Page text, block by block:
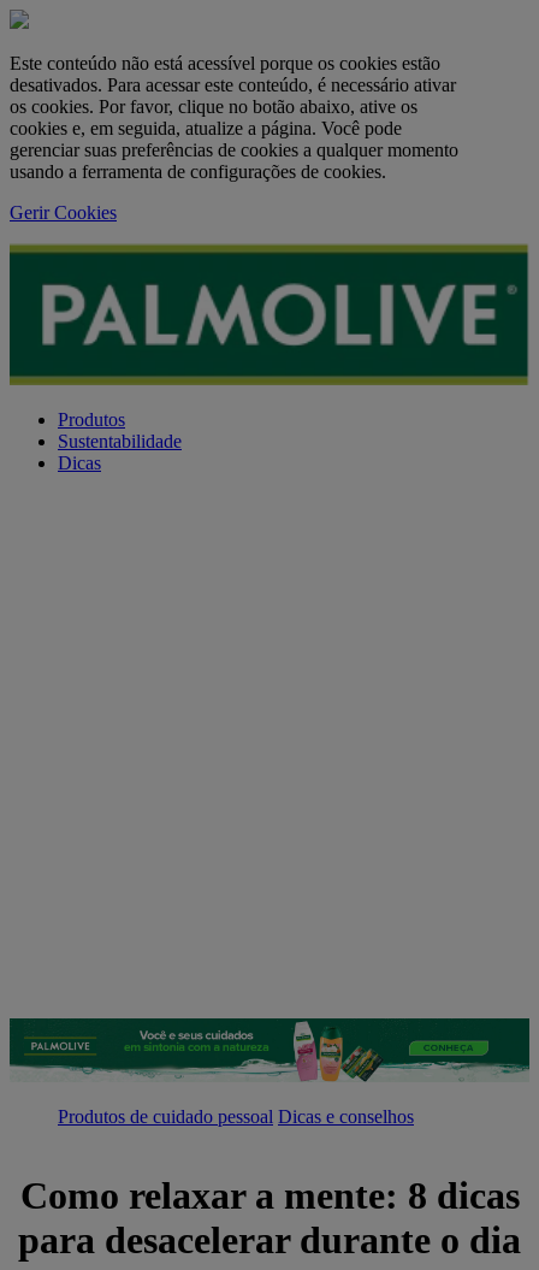
Este conteúdo não está acessível porque os cookies estão
desativados. Para acessar este conteúdo, é necessário ativar
os cookies. Por favor, clique no botão abaixo, ative os
cookies e, em seguida, atualize a página. Você pode
gerenciar suas preferências de cookies a qualquer momento
usando a ferramenta de configurações de cookies.
Gerir Cookies
Produtos
Sustentabilidade
Dicas
Produtos de cuidado pessoal Dicas e conselhos
Como relaxar a mente: 8 dicas
para desacelerar durante o dia